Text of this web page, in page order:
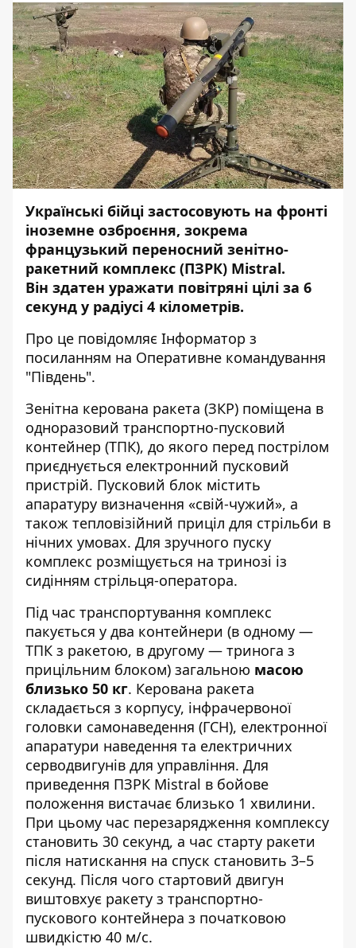
Українські бійці застосовують на фронті
іноземне озброєння, зокрема
французький переносний зенітно-
ракетний комплекс (ПЗРК) Mistral.
Він здатен уражати повітряні цілі за 6
секунд у радіусі 4 кілометрів.
Про це повідомляє Інформатор з
посиланням на Оперативне командування
"Південь".
Зенітна керована ракета (ЗКР) поміщена в
одноразовий транспортно-пусковий
контейнер (ТПК), до якого перед пострілом
приєднується електронний пусковий
пристрій. Пусковий блок містить
апаратуру визначення «свій-чужий», а
також тепловізійний приціл для стрільби в
нічних умовах. Для зручного пуску
комплекс розміщується на тринозі із
сидінням стрільця-оператора.
Під час транспортування комплекс
пакується у два контейнери (в одному —
ТПК з ракетою, в другому — тринога з
прицільним блоком) загальною масою
близько 50 кг. Керована ракета
складається з корпусу, інфрачервоної
головки самонаведення (ГСН), електронної
апаратури наведення та електричних
серводвигунів для управління. Для
приведення ПЗРК Mistral в бойове
положення вистачає близько 1 хвилини.
При цьому час перезарядження комплексу
становить 30 секунд, а час старту ракети
після натискання на спуск становить 3–5
секунд. Після чого стартовий двигун
виштовхує ракету з транспортно-
пускового контейнера з початковою
швидкістю 40 м/с.